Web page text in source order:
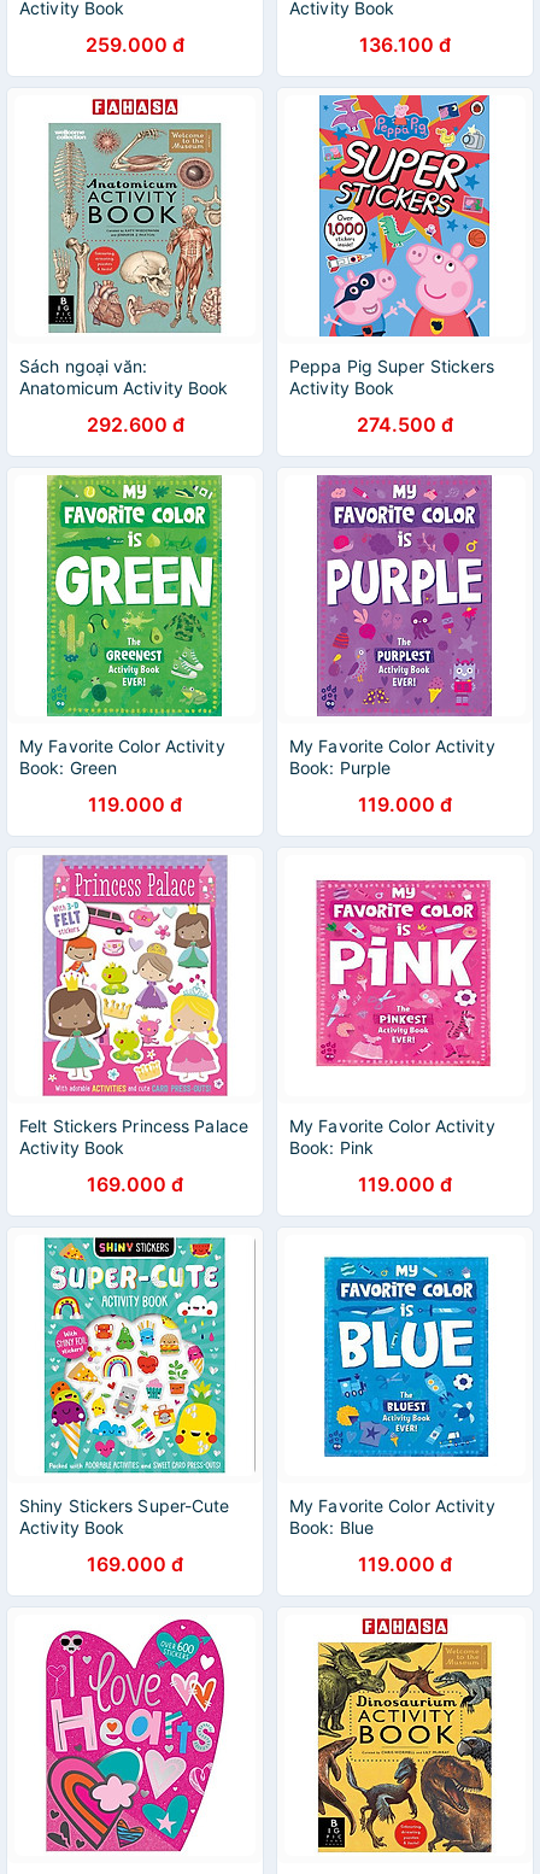
Activity Book
259.000 đ
Activity Book
136.100 đ
Sách ngoại văn:
Anatomicum Activity Book
292.600 đ
Peppa Pig Super Stickers
Activity Book
274.500 đ
My Favorite Color Activity
Book: Green
119.000 đ
My Favorite Color Activity
Book: Purple
119.000 đ
Felt Stickers Princess Palace
Activity Book
169.000 đ
My Favorite Color Activity
Book: Pink
119.000 đ
Shiny Stickers Super-Cute
Activity Book
169.000 đ
My Favorite Color Activity
Book: Blue
119.000 đ